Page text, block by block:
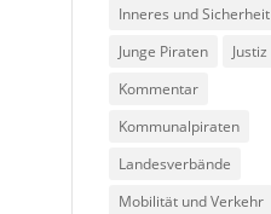
Inneres und Sicherheit
Junge Piraten
Justiz
Kommentar
Kommunalpiraten
Landesverbände
Mobilität und Verkehr